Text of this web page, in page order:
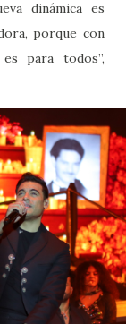
dinámica es
porque con
para todos”,